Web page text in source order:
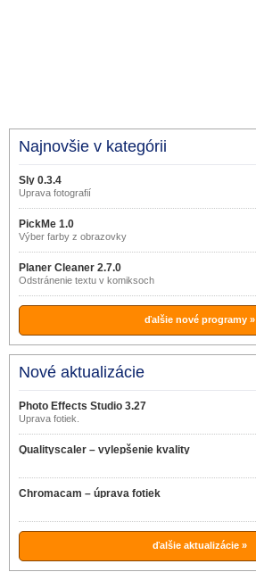
Najnovšie v kategórii
Sly 0.3.4
Úprava fotografií
PickMe 1.0
Výber farby z obrazovky
Planer Cleaner 2.7.0
Odstránenie textu v komiksoch
ďalšie nové programy »
Nové aktualizácie
Photo Effects Studio 3.27
Úprava fotiek.
Qualityscaler – vylepšenie kvality
Chromacam – úprava fotiek
ďalšie aktualizácie »